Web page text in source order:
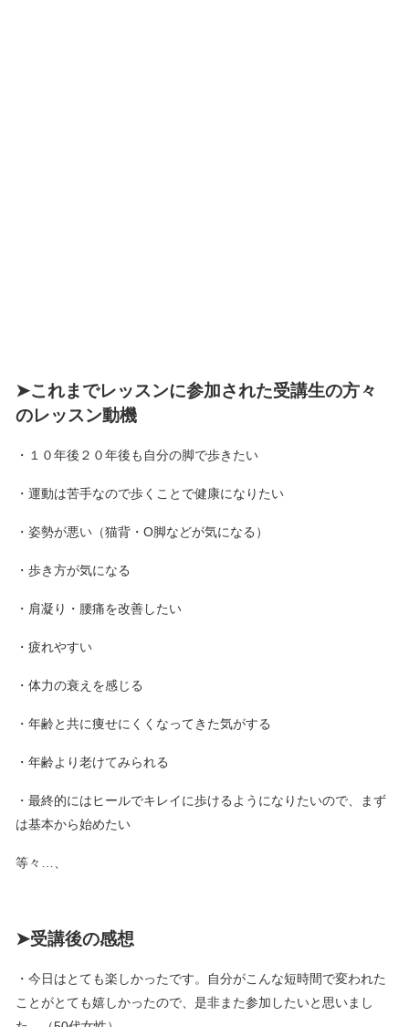
➤これまでレッスンに参加された受講生の方々
のレッスン動機
・１０年後２０年後も自分の脚で歩きたい
・運動は苦手なので歩くことで健康になりたい
・姿勢が悪い（猫背・O脚などが気になる）
・歩き方が気になる
・肩凝り・腰痛を改善したい
・疲れやすい
・体力の衰えを感じる
・年齢と共に痩せにくくなってきた気がする
・年齢より⽼けてみられる
・最終的にはヒールでキレイに歩けるようになりたいので、まず
は基本から始めたい
等々…、
➤受講後の感想
・今日はとても楽しかったです。自分がこんな短時間で変われた
ことがとても嬉しかったので、是非また参加したいと思いまし